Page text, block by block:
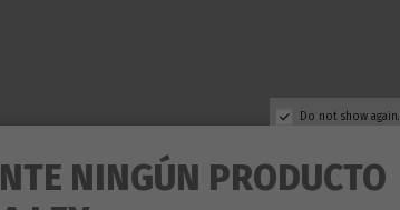
Do not show again.
NINGÚN PRODUCTO